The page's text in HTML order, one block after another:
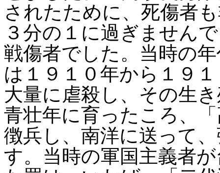
されたために、死傷者
３分の１に過ぎません
戦傷者でした。当時の
は１９１０年から１９
大量に虐殺し、その生
青壮年に育ったころ、
徴兵し、南洋に送って
す。当時の軍国主義者